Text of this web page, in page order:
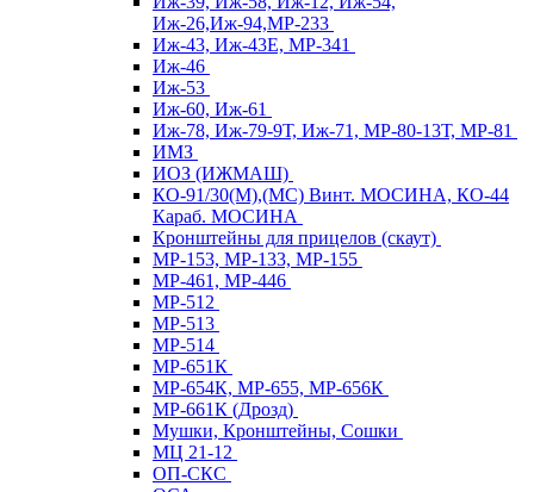
Иж-26,Иж-94,МР-233
Иж-43, Иж-43Е, МР-341
Иж-46
Иж-53
Иж-60, Иж-61
Иж-78, Иж-79-9Т, Иж-71, МР-80-13Т, МР-81
ИМЗ
ИОЗ (ИЖМАШ)
КО-91/30(М),(МС) Винт. МОСИНА, КО-44
Караб. МОСИНА
Кронштейны для прицелов (скаут)
МР-153, МР-133, МР-155
МР-461, МР-446
МР-512
МР-513
МР-514
МР-651К
МР-654К, МР-655, МР-656К
МР-661К (Дрозд)
Мушки, Кронштейны, Сошки
МЦ 21-12
ОП-СКС